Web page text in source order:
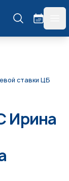
ставки ЦБ
Ирина